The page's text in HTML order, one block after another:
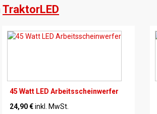
TraktorLED
45 Watt LED Arbeitsscheinwerfer
24,90 €inkl. MwSt.